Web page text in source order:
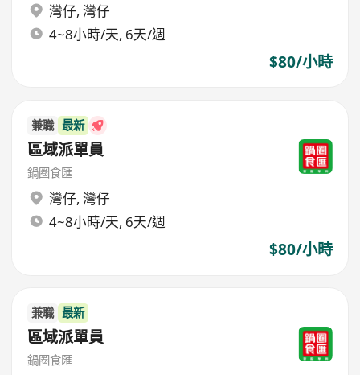
灣仔, 灣仔
4~8小時/天, 6天/週
$80/小時
兼職 最新
區域派單員
鍋圈食匯
灣仔, 灣仔
4~8小時/天, 6天/週
$80/小時
兼職 最新
區域派單員
鍋圈食匯